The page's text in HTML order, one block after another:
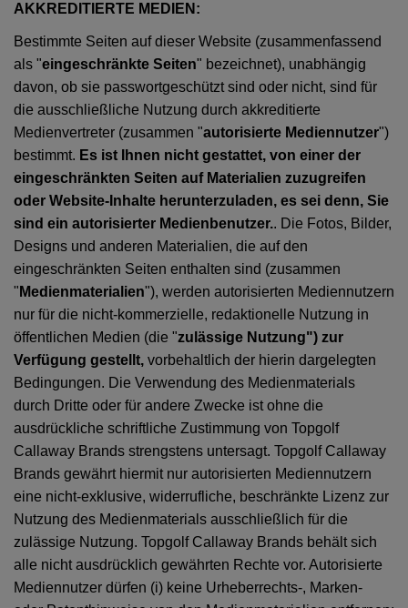
AKKREDITIERTE MEDIEN:
Bestimmte Seiten auf dieser Website (zusammenfassend
als "eingeschränkte Seiten" bezeichnet), unabhängig
davon, ob sie passwortgeschützt sind oder nicht, sind für
die ausschließliche Nutzung durch akkreditierte
Medienvertreter (zusammen "autorisierte Mediennutzer")
bestimmt. Es ist Ihnen nicht gestattet, von einer der
eingeschränkten Seiten auf Materialien zuzugreifen
oder Website-Inhalte herunterzuladen, es sei denn, Sie
sind ein autorisierter Medienbenutzer.. Die Fotos, Bilder,
Designs und anderen Materialien, die auf den
eingeschränkten Seiten enthalten sind (zusammen
" Medienmaterialien"), werden autorisierten Mediennutzern
nur für die nicht-kommerzielle, redaktionelle Nutzung in
öffentlichen Medien (die "zulässige Nutzung") zur
Verfügung gestellt, vorbehaltlich der hierin dargelegten
Bedingungen. Die Verwendung des Medienmaterials
durch Dritte oder für andere Zwecke ist ohne die
ausdrückliche schriftliche Zustimmung von Topgolf
Callaway Brands strengstens untersagt. Topgolf Callaway
Brands gewährt hiermit nur autorisierten Mediennutzern
eine nicht-exklusive, widerrufliche, beschränkte Lizenz zur
Nutzung des Medienmaterials ausschließlich für die
zulässige Nutzung. Topgolf Callaway Brands behält sich
alle nicht ausdrücklich gewährten Rechte vor. Autorisierte
Mediennutzer dürfen (i) keine Urheberrechts-, Marken-